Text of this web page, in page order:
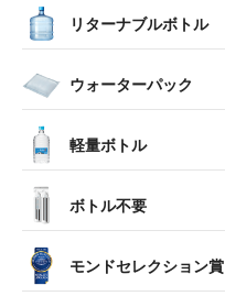
リターナブルボトル
ウォーターパック
軽量ボトル
ボトル不要
モンドセレクション賞